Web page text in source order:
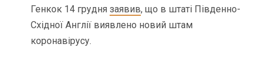
Генкок 14 груднязаявив, що в штаті Південно-
Східної Англії виявлено новий штам
коронавірусу.